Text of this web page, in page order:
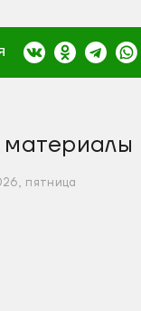
пятница